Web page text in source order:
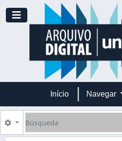
Skip to main content
Toggle navigation
Início Navegar
Búsqueda
Search options